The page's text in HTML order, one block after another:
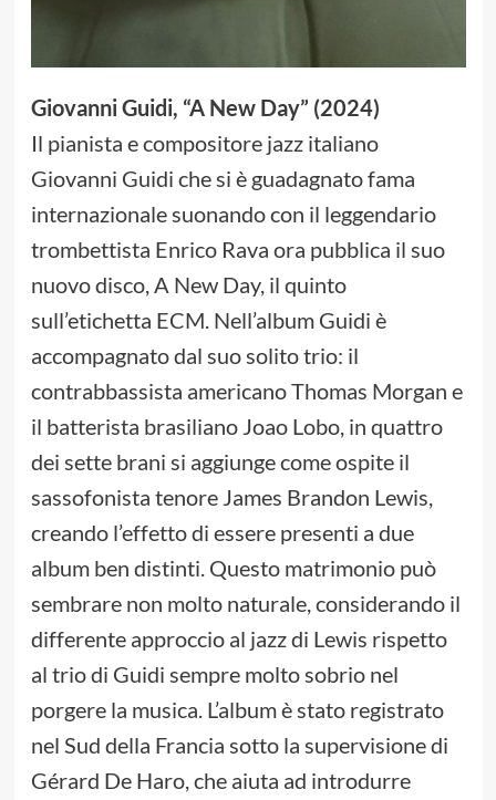
Giovanni Guidi, “A New Day” (2024)
Il pianista e compositore jazz italiano
Giovanni Guidi che si è guadagnato fama
internazionale suonando con il leggendario
trombettista Enrico Rava ora pubblica il suo
nuovo disco, A New Day, il quinto
sull’etichetta ECM. Nell’album Guidi è
accompagnato dal suo solito trio: il
contrabbassista americano Thomas Morgan e
il batterista brasiliano Joao Lobo, in quattro
dei sette brani si aggiunge come ospite il
sassofonista tenore James Brandon Lewis,
creando l’effetto di essere presenti a due
album ben distinti. Questo matrimonio può
sembrare non molto naturale, considerando il
differente approccio al jazz di Lewis rispetto
al trio di Guidi sempre molto sobrio nel
porgere la musica. L’album è stato registrato
nel Sud della Francia sotto la supervisione di
Gérard De Haro, che aiuta ad introdurre